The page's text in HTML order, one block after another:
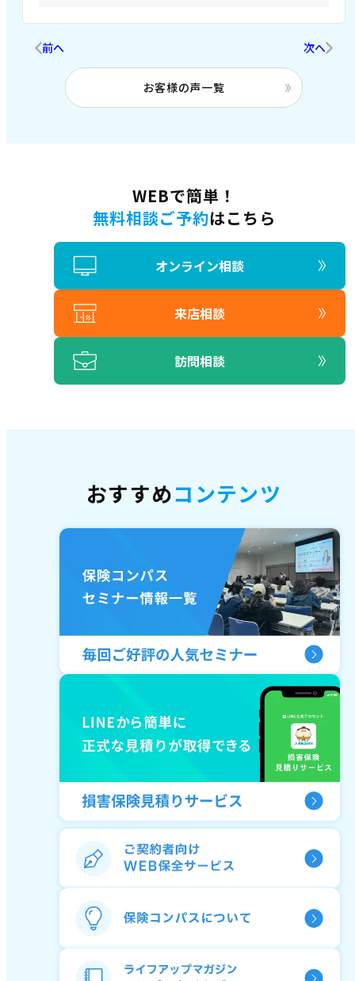
前へ
お客様の声一覧
次へ
WEBで簡単！
無料相談ご予約はこちら
オンライン相談
来店相談
訪問相談
おすすめコンテンツ